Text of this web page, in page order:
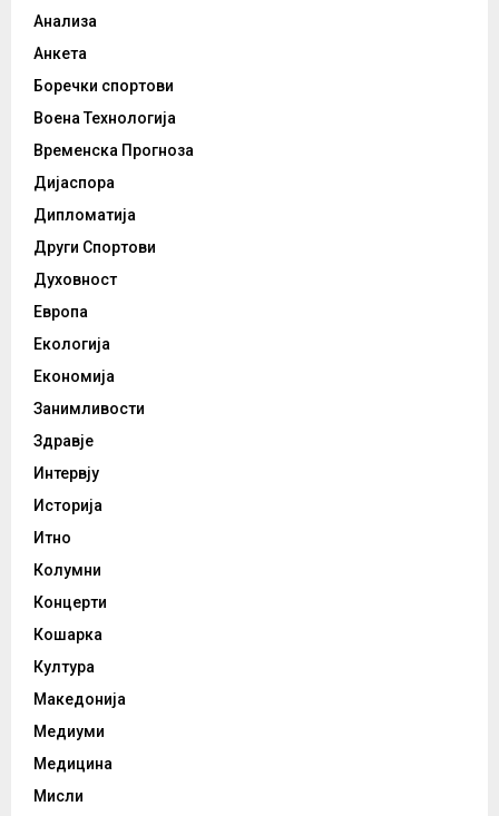
Анализа
Анкета
Боречки спортови
Воена Технологија
Временска Прогноза
Дијаспора
Дипломатија
Други Спортови
Духовност
Европа
Екологија
Економија
Занимливости
Здравје
Интервју
Историја
Итно
Колумни
Концерти
Кошарка
Култура
Македонија
Медиуми
Медицина
Мисли